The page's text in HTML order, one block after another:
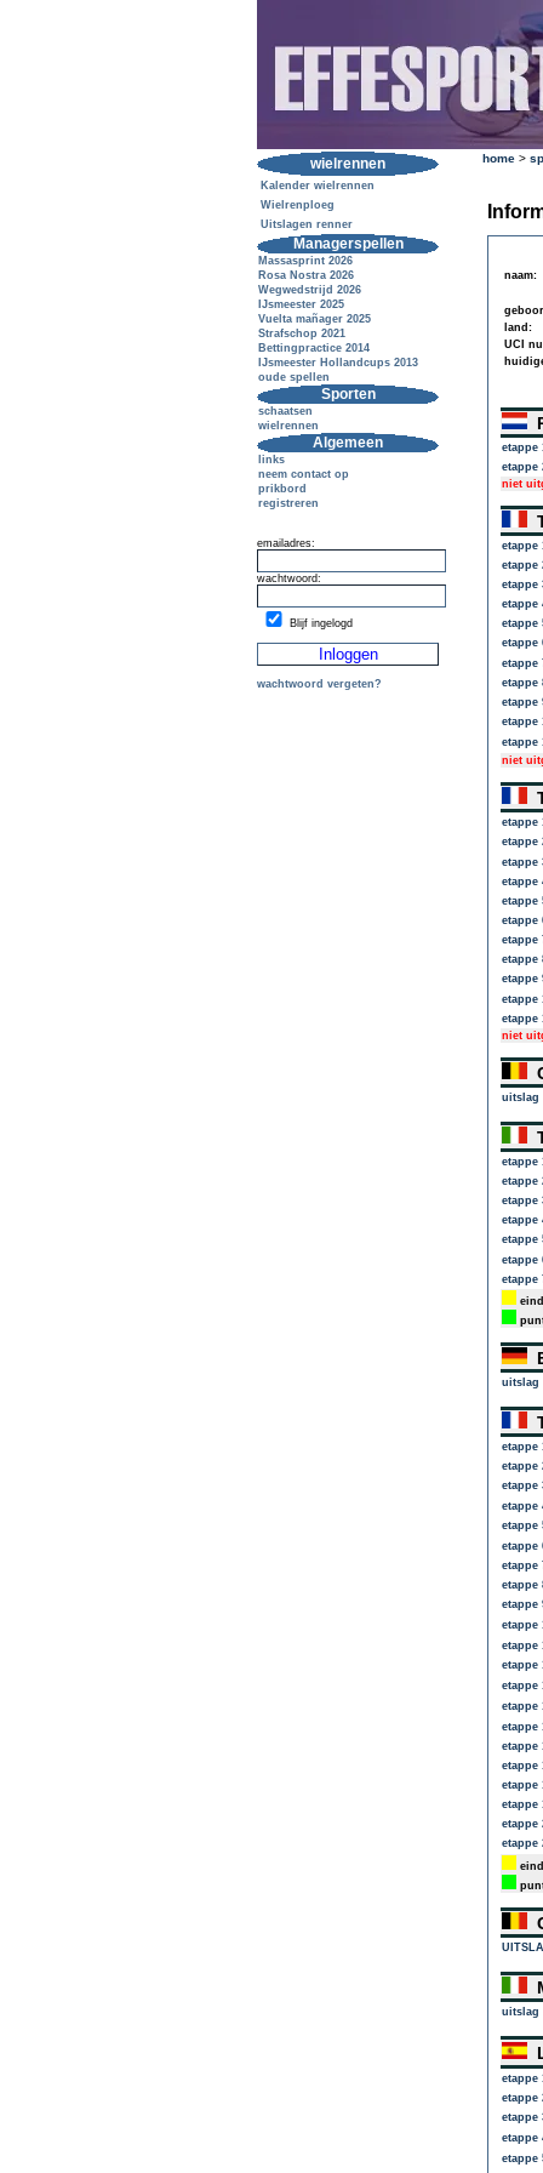
wielrennen
Kalender wielrennen
Wielrenploeg
Uitslagen renner
Managerspellen
Massasprint 2026
Rosa Nostra 2026
Wegwedstrijd 2026
IJsmeester 2025
Vuelta mañager 2025
Strafschop 2021
Bettingpractice 2014
IJsmeester Hollandcups 2013
oude spellen
Sporten
schaatsen
wielrennen
Algemeen
links
neem contact op
prikbord
registreren
emailadres:
wachtwoord:
Blijf ingelogd
wachtwoord vergeten?
home >
naam:
land:
UCI
etappe
etappe
niet
etappe
etappe
etappe
etappe
etappe
etappe
etappe
etappe
etappe
etappe
etappe
niet
etappe
etappe
etappe
etappe
etappe
etappe
etappe
etappe
etappe
etappe
etappe
niet
uitslag
etappe
etappe
etappe
etappe
etappe
etappe
etappe
uitslag
etappe
etappe
etappe
etappe
etappe
etappe
etappe
etappe
etappe
etappe
etappe
etappe
etappe
etappe
etappe
etappe
etappe
etappe
etappe
etappe
etappe
uitslag
etappe
etappe
etappe
etappe
etappe